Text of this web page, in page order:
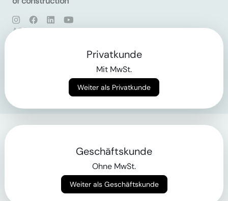
AGB
Privatkunde
Mit MwSt.
Weiter als Privatkunde
Geschäftskunde
Ohne MwSt.
Weiter als Geschäftskunde